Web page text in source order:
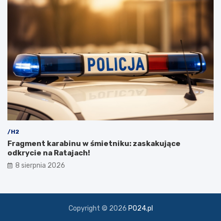
k
/H2
Fragment karabinu w śmietniku: zaskakujące
odkrycie na Ratajach!
8 sierpnia 2026
Copyright © 2026 PO24.pl